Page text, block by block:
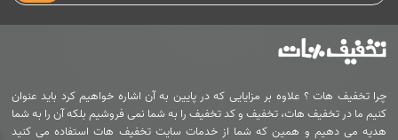
چرا تخفیف هات ؟ علاوه بر مزایایی که در پایین به آن اشاره خواهیم کرد باید عنوان
کنیم ما در تخفیف هات، تخفیف و کد تخفیف را به شما نمی فروشیم بلکه آن را به شما
هدیه می دهیم و همین که شما از خدمات سایت تخفیف هات استفاده می کنید